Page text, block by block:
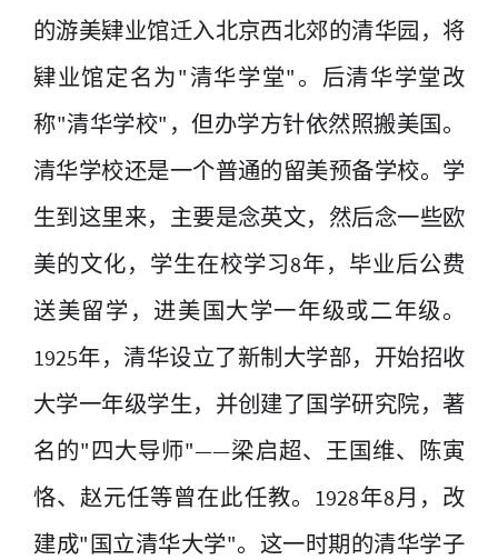
的游美肄业馆迁入北京西北郊的清华园，将
肄业馆定名为"清华学堂"。后清华学堂改
称"清华学校"，但办学方针依然照搬美国。
清华学校还是一个普通的留美预备学校。学
生到这里来，主要是念英文，然后念一些欧
美的文化，学生在校学习8年，毕业后公费
送美留学，进美国大学一年级或二年级。
1925年，清华设立了新制大学部，开始招收
大学一年级学生，并创建了国学研究院，著
名的"四大导师"——梁启超、王国维、陈寅
恪、赵元任等曾在此任教。1928年8月，改
建成"国立清华大学"。这一时期的清华学子